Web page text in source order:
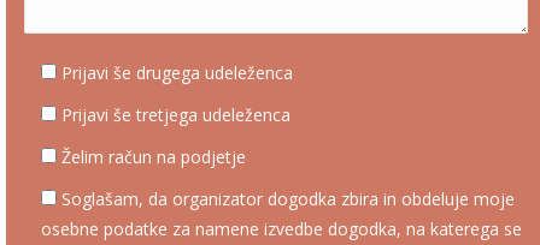
Prijavi še drugega udeleženca
Prijavi še tretjega udeleženca
Želim račun na podjetje
Soglašam, da organizator dogodka zbira in obdeluje moje
osebne podatke za namene izvedbe dogodka, na katerega se